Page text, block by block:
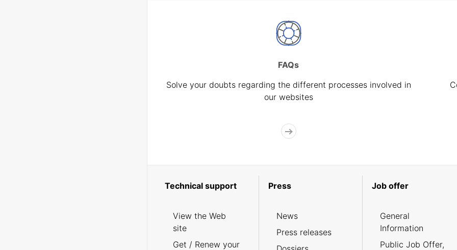
FAQs
Solve your doubts regarding the different processes involved in
our websites
Technical support
View the Web
site
Get / Renew your
Press
News
Press releases
Job offer
General
Information
Public Job Offer,